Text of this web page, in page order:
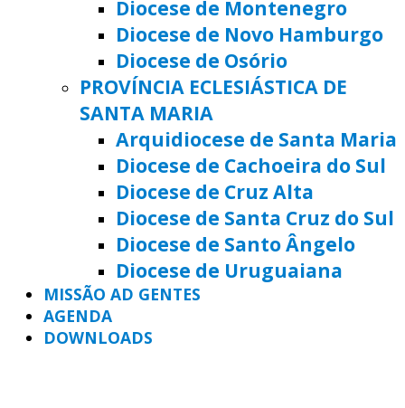
Diocese de Montenegro
Diocese de Novo Hamburgo
Diocese de Osório
PROVÍNCIA ECLESIÁSTICA DE
SANTA MARIA
Arquidiocese de Santa Maria
Diocese de Cachoeira do Sul
Diocese de Cruz Alta
Diocese de Santa Cruz do Sul
Diocese de Santo Ângelo
Diocese de Uruguaiana
MISSÃO AD GENTES
AGENDA
DOWNLOADS